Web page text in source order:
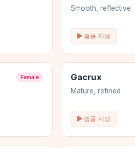
Smooth, reflective
샘플 재생
Female Gacrux
Mature, refined
샘플 재생